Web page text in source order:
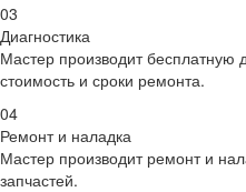
03
Диагностика
Мастер производит бесплатную
стоимость и сроки ремонта.
04
Ремонт и наладка
Мастер производит ремонт и
запчастей.